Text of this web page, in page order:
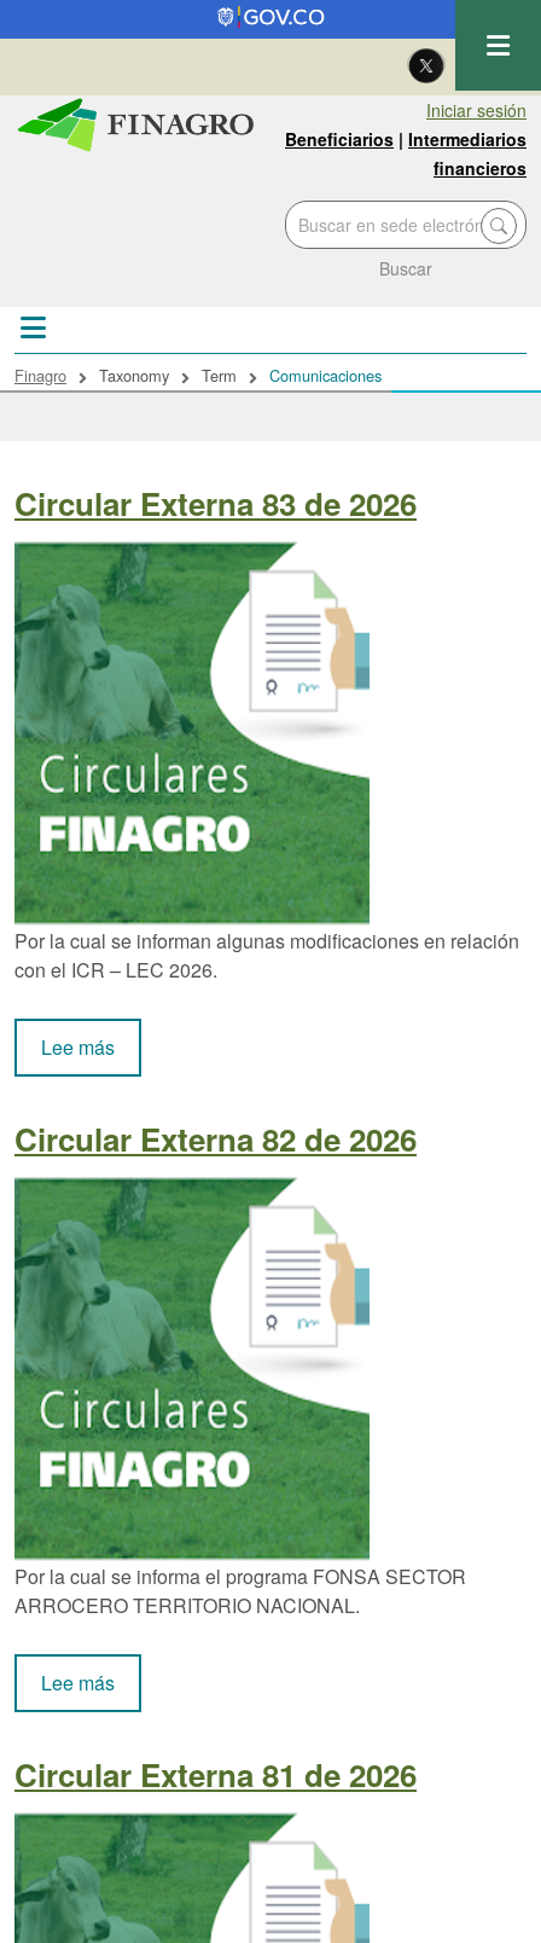
Pasar al contenido principal
| Eng
Iniciar sesión
Beneficiarios | Intermediarios
financieros
Buscar
enlaces de ayuda a la
Finagro Taxonomy Term Comunicaciones
Circular Externa 83 de 2026
Por la cual se informan algunas modificaciones en relación
con el ICR – LEC 2026.
Lee mássobre Circular Externa 83 de 2026
Circular Externa 82 de 2026
Por la cual se informa el programa FONSA SECTOR
ARROCERO TERRITORIO NACIONAL.
Lee mássobre Circular Externa 82 de 2026
Circular Externa 81 de 2026